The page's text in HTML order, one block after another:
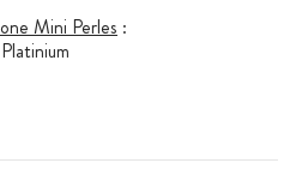
Mini Perles :